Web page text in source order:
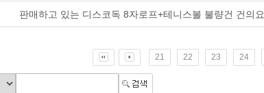
판매하고 있는 디스코독 8자로프+테니스볼 불량건 건의요
21 22 23 24